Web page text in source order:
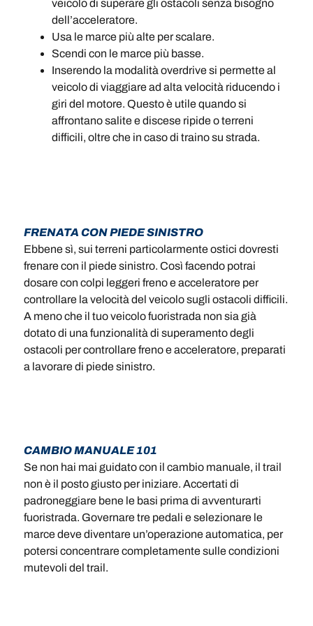
veicolo di superare gli ostacoli senza bisogno
dell’acceleratore.
Usa le marce più alte per scalare.
Scendi con le marce più basse.
Inserendo la modalità overdrive si permette al
veicolo di viaggiare ad alta velocità riducendo i
giri del motore. Questo è utile quando si
affrontano salite e discese ripide o terreni
difficili, oltre che in caso di traino su strada.
FRENATA CON PIEDE SINISTRO
Ebbene sì, sui terreni particolarmente ostici dovresti
frenare con il piede sinistro. Così facendo potrai
dosare con colpi leggeri freno e acceleratore per
controllare la velocità del veicolo sugli ostacoli difficili.
A meno che il tuo veicolo fuoristrada non sia già
dotato di una funzionalità di superamento degli
ostacoli per controllare freno e acceleratore, preparati
a lavorare di piede sinistro.
CAMBIO MANUALE 101
Se non hai mai guidato con il cambio manuale, il trail
non è il posto giusto per iniziare. Accertati di
padroneggiare bene le basi prima di avventurarti
fuoristrada. Governare tre pedali e selezionare le
marce deve diventare un’operazione automatica, per
potersi concentrare completamente sulle condizioni
mutevoli del trail.